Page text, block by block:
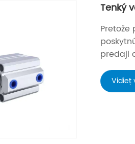
Tenký
predaji
Vidieť